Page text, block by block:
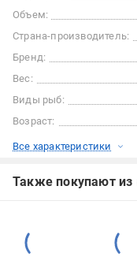
Объем:
Страна-производитель:
Бренд:
Вес:
Виды рыб:
Возраст:
Все характеристики
Также покупают из